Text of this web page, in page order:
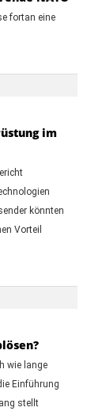
fortan eine
im
könnten
Vorteil
wie lange
Einführung
stellt